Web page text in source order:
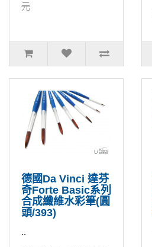
元
德國Da Vinci 達芬
奇Forte Basic系列
合成纖維水彩筆(圓
頭/393)
..